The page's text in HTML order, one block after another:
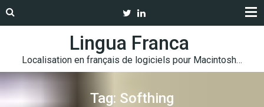
Lingua Franca
Localisation en français de logiciels pour Macintosh…
Tag: Softhing